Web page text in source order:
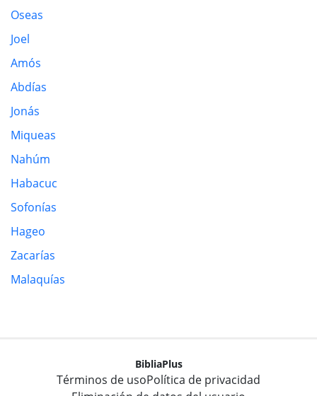
Oseas
Joel
Amós
Abdías
Jonás
Miqueas
Nahúm
Habacuc
Sofonías
Hageo
Zacarías
Malaquías
BibliaPlus
Términos de usoPolítica de privacidad